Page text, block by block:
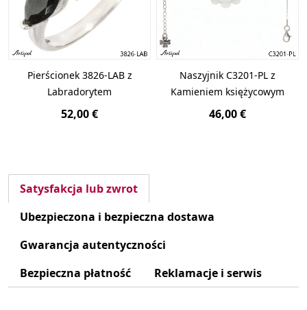
Pierścionek 3826-LAB z
Labradorytem
52,00 €
Naszyjnik C3201-PL z
Kamieniem księżycowym
46,00 €
Satysfakcja lub zwrot
Ubezpieczona i bezpieczna dostawa
Gwarancja autentyczności
Bezpieczna płatność
Reklamacje i serwis